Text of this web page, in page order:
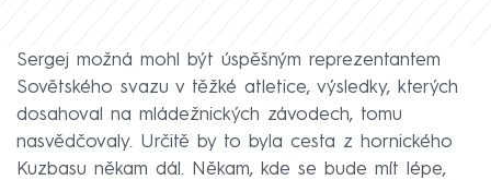
Sergej možná mohl být úspěšným reprezentantem
Sovětského svazu v těžké atletice, výsledky, kterých
dosahoval na mládežnických závodech, tomu
nasvědčovaly. Určitě by to byla cesta z hornického
Kuzbasu někam dál. Někam, kde se bude mít lépe,